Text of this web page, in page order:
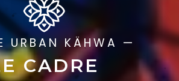
URBAN KÄHWA —
CADRE